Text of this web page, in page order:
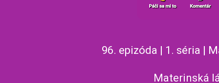
96. epizóda | 1. séria |
Materinská